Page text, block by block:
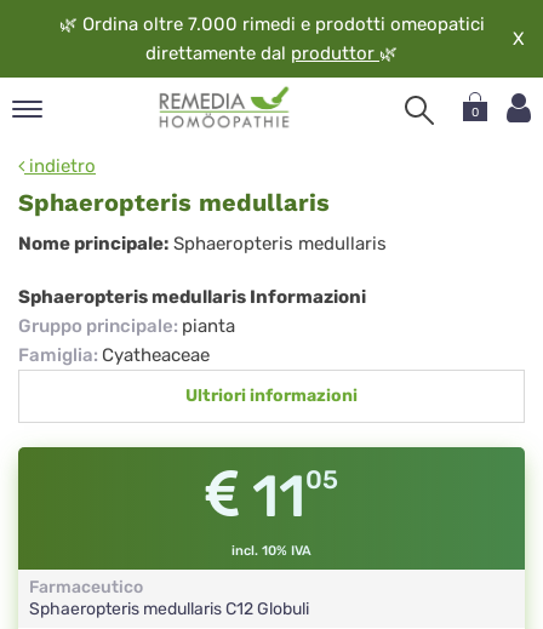
🌿 Ordina oltre 7.000 rimedi e prodotti omeopatici
direttamente dal produttor 🌿
X
0
indietro
Sphaeropteris medullaris
Sphaeropteris
medullaris
Nome principale: Sphaeropteris medullaris
Sphaeropteris medullaris Informazioni
Gruppo principale: pianta
Famiglia: Cyatheaceae
Ultriori informazioni
1105
incl. 10% IVA
Farmaceutico
Sphaeropteris medullarisC12Globuli